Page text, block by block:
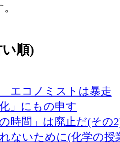
順)
エコノミストは暴走
」にもの申す
時間」は廃止だ(その
ないために(化学の授